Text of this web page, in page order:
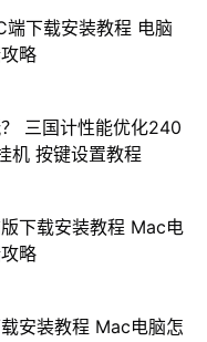
端下载安装教程 电脑
略
三国计性能优化240
机 按键设置教程
下载安装教程 Mac电
略
安装教程 Mac电脑怎